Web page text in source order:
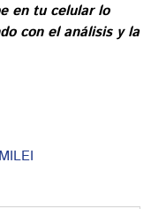
en tu celular lo
con el análisis y la